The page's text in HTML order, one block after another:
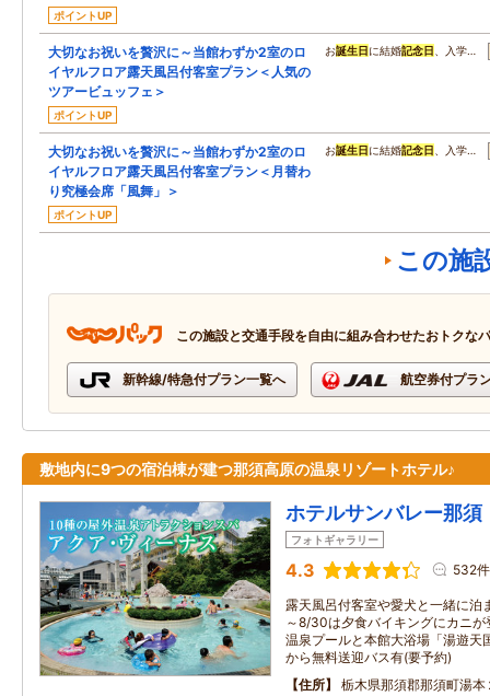
ポイントUP
大切なお祝いを贅沢に～当館わずか2室のロ
イヤルフロア露天風呂付客室プラン＜人気の
ツアービュッフェ＞
ポイントUP
お誕生日 に結婚記念日 、入学…
大切なお祝いを贅沢に～当館わずか2室のロ
イヤルフロア露天風呂付客室プラン＜月替わ
り究極会席「風舞」＞
ポイントUP
お誕生日 に結婚記念日 、入学…
この施
この施設と交通手段を自由に組み合わせたおトクな
新幹線/特急付プラン一覧へ 航空券付プラ
敷地内に9つの宿泊棟が建つ那須高原の温泉リゾートホテル♪
ホテルサンバレー那須
フォトギャラリー
4.3 532件
露天風呂付客室や愛犬と一緒に泊
～8/30は夕食バイキングにカニ
温泉プールと本館大浴場「湯遊
から無料送迎バス有(要予約)
住所
栃木県那須郡那須町湯本